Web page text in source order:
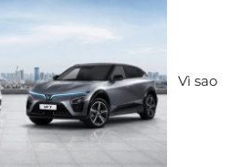
Vì sao